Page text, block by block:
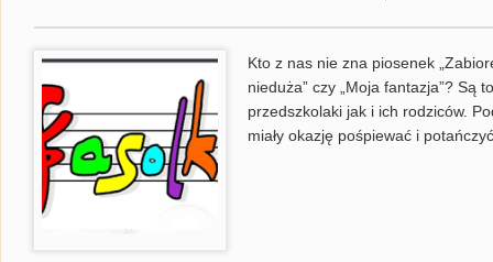
Kto z nas nie zna piosenek
nieduża” czy „Moja fantazja”? Są
przedszkolaki jak i ich rodziców.
miały okazję pośpiewać i